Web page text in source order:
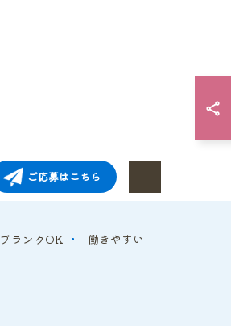
ご応募はこちら
ブランクOK
働きやすい